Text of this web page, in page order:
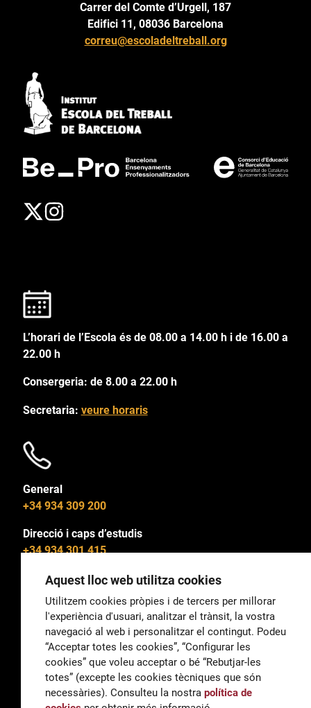
Carrer del Comte d’Urgell, 187
Edifici 11, 08036 Barcelona
correu@escoladeltreball.org
L’horari de l’Escola és de 08.00 a 14.00 h i de 16.00 a
22.00 h
Consergeria: de 8.00 a 22.00 h
Secretaria: veure horaris
General
+34 934 309 200
Direcció i caps d’estudis
+34 934 301 415
General
correu@escoladeltreball.org
Informació
informacio@escoladeltreball.org
Aquest lloc web utilitza cookies
Utilitzem cookies pròpies i de tercers per millorar
l'experiència d'usuari, analitzar el trànsit, la vostra
navegació al web i personalitzar el contingut. Podeu
“Acceptar totes les cookies”, “Configurar les
cookies” que voleu acceptar o bé “Rebutjar-les
totes” (excepte les cookies tècniques que són
necessàries). Consulteu la nostra política de